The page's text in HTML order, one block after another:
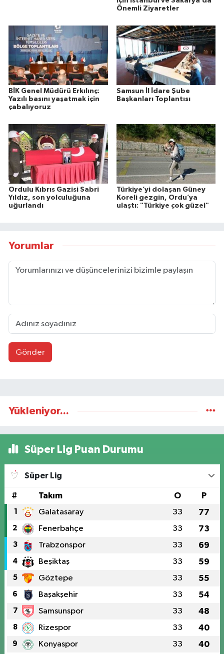
Önemli Ziyaretler
BİK Genel Müdürü Erkılınç:
Yazılı basını yaşatmak için
çabalıyoruz
Samsun İl İdare Şube
Başkanları Toplantısı
Ordulu Kıbrıs Gazisi Sabri
Yıldız, son yolculuğuna
uğurlandı
Türkiye’yi dolaşan Güney
Koreli gezgin, Ordu’ya
ulaştı: "Türkiye çok güzel"
Yorumlar
Gönder
Yükleniyor...
Süper Lig Puan Durumu
Süper Lig
# Takım O P
1 Galatasaray 33 77
2 Fenerbahçe 33 73
3 Trabzonspor 33 69
4 Beşiktaş 33 59
5 Göztepe 33 55
6 Başakşehir 33 54
7 Samsunspor 33 48
8 Rizespor 33 40
9 Konyaspor 33 40